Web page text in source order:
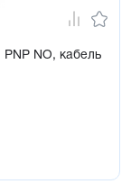
NO, кабель